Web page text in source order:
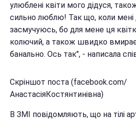
улюблені квіти мого дідуся,
сильно люблю! Так що, коли
засмучуюсь, бо для мене ця
колючий, а також швидко
банально. Ось так", - написала
Скріншот поста (facebook.com/
АнастасіяКостянтинівна)
В ЗМІ повідомляють, що на тілі